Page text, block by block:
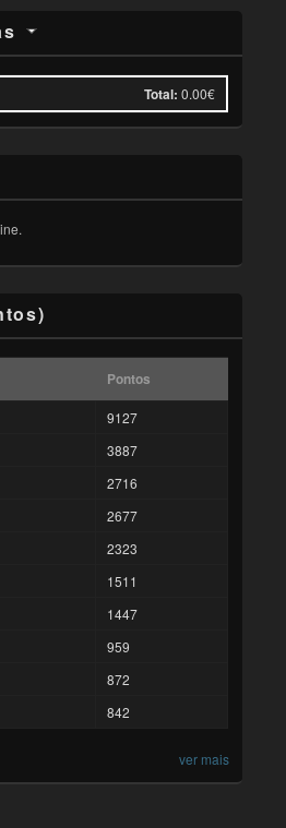
Total: 0.00€
Pontos
9127
3887
2716
2677
2323
1511
1447
959
872
842
ver mais